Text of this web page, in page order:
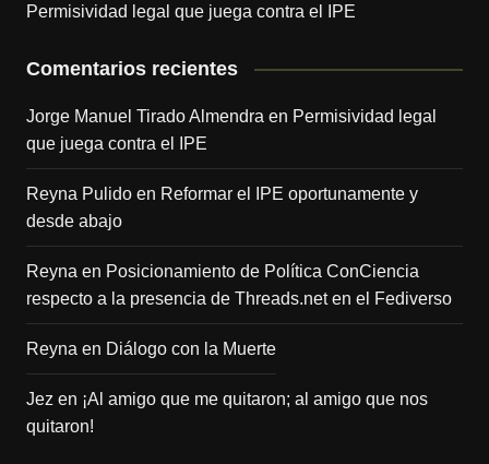
Permisividad legal que juega contra el IPE
Comentarios recientes
Jorge Manuel Tirado Almendra en Permisividad legal
que juega contra el IPE
Reyna Pulidoen Reformar el IPE oportunamente y
desde abajo
Reyna en Posicionamiento de Política ConCiencia
respecto a la presencia de Threads.net en el Fediverso
Reyna en Diálogo con la Muerte
Jez en ¡Al amigo que me quitaron; al amigo que nos
quitaron!